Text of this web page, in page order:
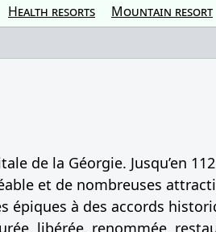
Health resorts Mountain resort
de la Géorgie. Jusqu’en
et de nombreuses
épiques à des accords
libérée, renommée,